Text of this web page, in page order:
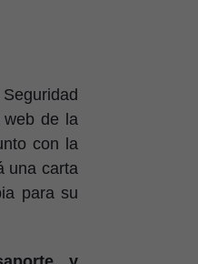
web de la
con la
una carta
para su